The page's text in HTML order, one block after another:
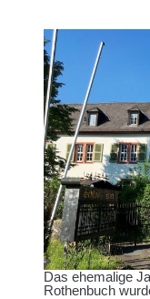
Das ehemalige
Rothenbuch